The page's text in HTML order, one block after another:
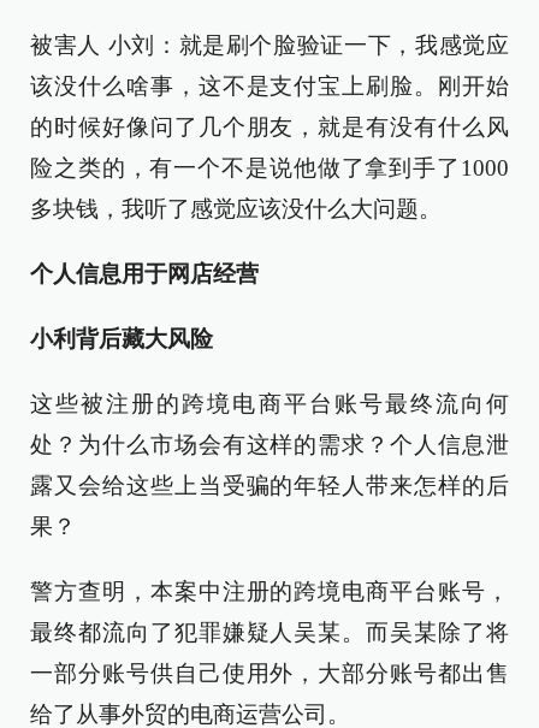
被害人 小刘：就是刷个脸验证一下，我感觉应
该没什么啥事，这不是支付宝上刷脸。刚开始
的时候好像问了几个朋友，就是有没有什么风
险之类的，有一个不是说他做了拿到手了1000
多块钱，我听了感觉应该没什么大问题。
个人信息用于网店经营
小利背后藏大风险
这些被注册的跨境电商平台账号最终流向何
处？为什么市场会有这样的需求？个人信息泄
露又会给这些上当受骗的年轻人带来怎样的后
果？
警方查明，本案中注册的跨境电商平台账号，
最终都流向了犯罪嫌疑人吴某。而吴某除了将
一部分账号供自己使用外，大部分账号都出售
给了从事外贸的电商运营公司。